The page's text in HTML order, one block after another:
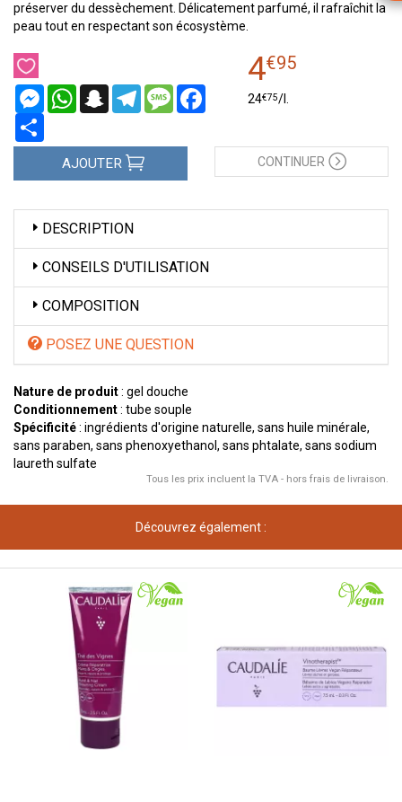
préserver du dessèchement. Délicatement parfumé, il rafraîchit la
peau tout en respectant son écosystème.
MessengerWhatsAppSnapchatTelegramMessageFacebook
4€95
24€75/
AJOUTER CONTINUER
DESCRIPTION
CONSEILS D'UTILISATION
COMPOSITION
POSEZ UNE QUESTION
Nature de produit: gel douche
Conditionnement: tube souple
Spécificité: ingrédients d'origine naturelle, sans huile minérale,
sans paraben, sans phenoxyethanol, sans phtalate, sans sodium
laureth sulfate
Tous les prix incluent la TVA - hors frais de livraison.
Découvrez également :